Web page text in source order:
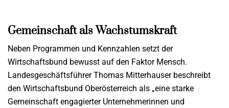
Gemeinschaft als Wachstumskraft
Neben Programmen und Kennzahlen setzt der
Wirtschaftsbund bewusst auf den Faktor Mensch.
Landesgeschäftsführer Thomas Mitterhauser beschreibt
den Wirtschaftsbund Oberösterreich als „eine starke
Gemeinschaft engagierter Unternehmerinnen und